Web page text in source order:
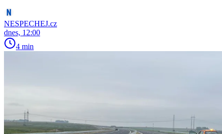
NESPECHEJ.cz
dnes, 12:00
4 min